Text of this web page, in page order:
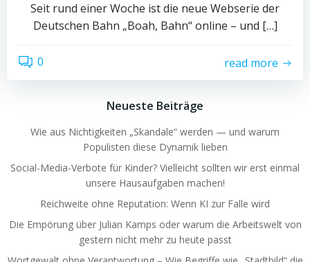
Seit rund einer Woche ist die neue Webserie der
Deutschen Bahn „Boah, Bahn“ online – und […]
0 read more
Neueste Beiträge
Wie aus Nichtigkeiten „Skandale“ werden — und warum
Populisten diese Dynamik lieben
Social-Media-Verbote für Kinder? Vielleicht sollten wir erst einmal
unsere Hausaufgaben machen!
Reichweite ohne Reputation: Wenn KI zur Falle wird
Die Empörung über Julian Kamps oder warum die Arbeitswelt von
gestern nicht mehr zu heute passt